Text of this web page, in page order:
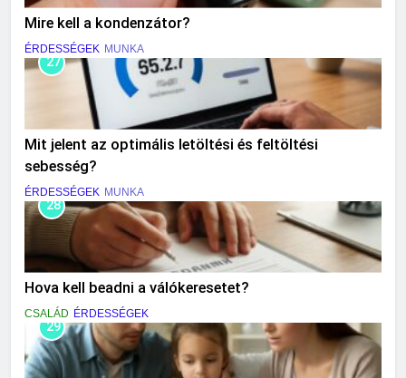
Mire kell a kondenzátor?
ÉRDESSÉGEK MUNKA
27
Mit jelent az optimális letöltési és feltöltési
sebesség?
ÉRDESSÉGEK MUNKA
28
Hova kell beadni a válókeresetet?
CSALÁD ÉRDESSÉGEK
29